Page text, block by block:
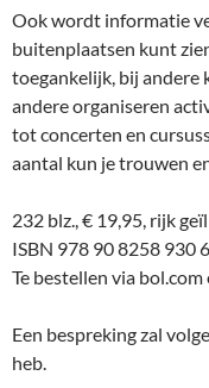
Ook wordt informatie
buitenplaatsen kunt
toegankelijk, bij andere
andere organiseren
tot concerten en
aantal kun je trouwen
232 blz., € 19,95, rijk
ISBN 978 90 8258 930 6
Te bestellen via bol.com
Een bespreking zal
heb.